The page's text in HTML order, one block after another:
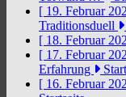
[ 19. Februar
Traditionsduell
[ 18. Februar
[ 17. Februar
Erfahrung
[ 16. Februar